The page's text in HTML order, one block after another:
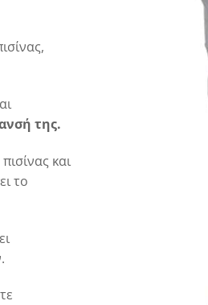
της.
και
το